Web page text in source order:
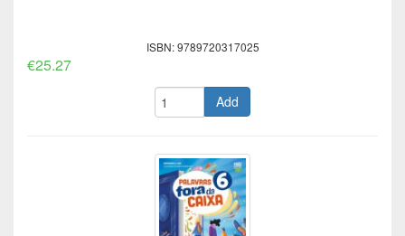
ISBN: 9789720317025
€25.27
Add